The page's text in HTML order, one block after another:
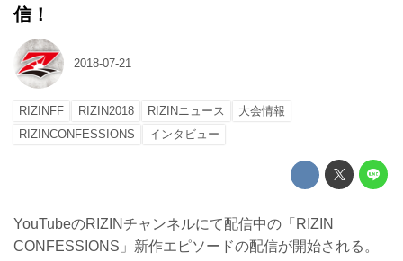
信！
2018-07-21
RIZINFF RIZIN2018 RIZINニュース
大会情報
RIZINCONFESSIONS
インタビュー
YouTubeのRIZINチャンネルにて配信中の「RIZIN
CONFESSIONS」新作エピソードの配信が開始される。